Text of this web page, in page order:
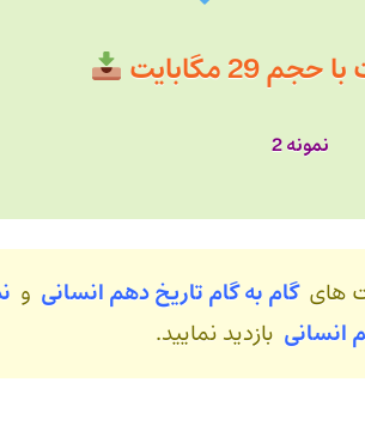
29 مگابایت
نمونه 2
های گام به گام تاریخ دهم انسانی و
انسانی بازدید نمایید.